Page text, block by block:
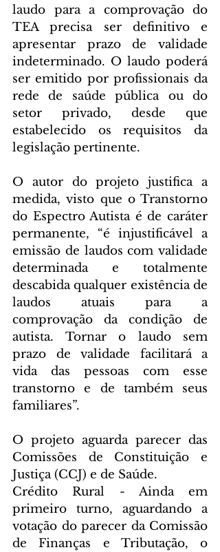
laudo para a comprovação do
TEA precisa ser definitivo e
apresentar prazo de validade
indeterminado. O laudo poderá
ser emitido por profissionais da
rede de saúde pública ou do
setor privado, desde que
estabelecido os requisitos da
legislação pertinente.
O autor do projeto justifica a
medida, visto que o Transtorno
do Espectro Autista é de caráter
permanente, “é injustificável a
emissão de laudos com validade
determinada e totalmente
descabida qualquer existência de
laudos atuais para a
comprovação da condição de
autista. Tornar o laudo sem
prazo de validade facilitará a
vida das pessoas com esse
transtorno e de também seus
familiares”.
O projeto aguarda parecer das
Comissões de Constituição e
Justiça (CCJ) e de Saúde.
Crédito Rural - Ainda em
primeiro turno, aguardando a
votação do parecer da Comissão
de Finanças e Tributação, o